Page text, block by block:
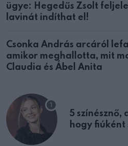
ügye: Hegedűs Zsolt
lavinát indíthat el!
Csonka András arcáról
amikor meghallotta, mit
Claudia és Ábel Anita
5 színésznő,
hogy fiúként